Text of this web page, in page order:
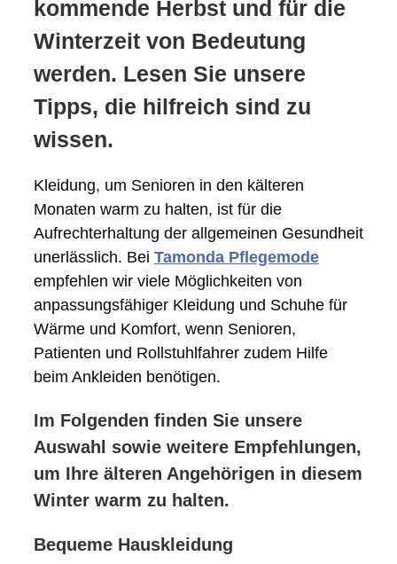
kommende Herbst und für die
Winterzeit von Bedeutung
werden. Lesen Sie unsere
Tipps, die hilfreich sind zu
wissen.
Kleidung, um Senioren in den kälteren
Monaten warm zu halten, ist für die
Aufrechterhaltung der allgemeinen Gesundheit
unerlässlich. Bei Tamonda Pflegemode
empfehlen wir viele Möglichkeiten von
anpassungsfähiger Kleidung und Schuhe für
Wärme und Komfort, wenn Senioren,
Patienten und Rollstuhlfahrer zudem Hilfe
beim Ankleiden benötigen.
Im Folgenden finden Sie unsere
Auswahl sowie weitere Empfehlungen,
um Ihre älteren Angehörigen in diesem
Winter warm zu halten.
Bequeme Hauskleidung